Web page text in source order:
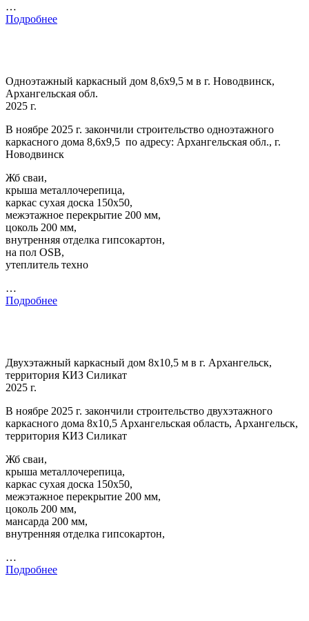
…
Подробнее
Одноэтажный каркасный дом 8,6х9,5 м в г. Новодвинск,
Архангельская обл.
2025 г.
В ноябре 2025 г. закончили строительство одноэтажного
каркасного дома 8,6х9,5 по адресу: Архангельская обл., г.
Новодвинск
Жб сваи,
крыша металлочерепица,
каркас сухая доска 150х50,
межэтажное перекрытие 200 мм,
цоколь 200 мм,
внутренняя отделка гипсокартон,
на пол OSB,
утеплитель техно
…
Подробнее
Двухэтажный каркасный дом 8х10,5 м в г. Архангельск,
территория КИЗ Силикат
2025 г.
В ноябре 2025 г. закончили строительство двухэтажного
каркасного дома 8х10,5 Архангельская область, Архангельск,
территория КИЗ Силикат
Жб сваи,
крыша металлочерепица,
каркас сухая доска 150х50,
межэтажное перекрытие 200 мм,
цоколь 200 мм,
мансарда 200 мм,
внутренняя отделка гипсокартон,
…
Подробнее